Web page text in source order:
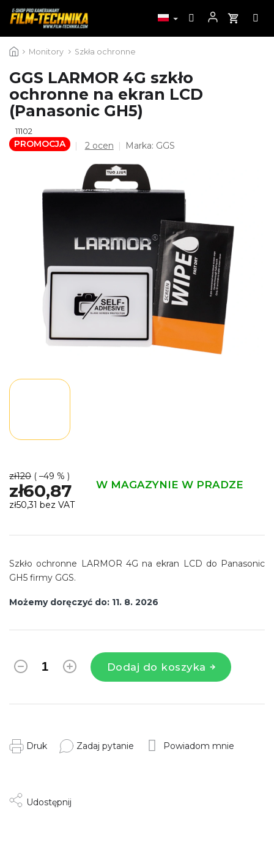
do
Monitory Szkła ochronne
GGS LARMOR 4G szkło
ochronne na ekran LCD
(Panasonic GH5)
11102
PROMOCJA
Średnia
produktu
wynosi
5,0
2 ocen Marka: GGS
zł120 ( –49 % )
zł60,87 W MAGAZYNIE W PRADZE
zł50,31 bez VAT
jednostkowa:
Możemy doręczyć do: 11. 8. 2026
Dodaj do koszyka
Szkło ochronne LARMOR 4G na ekran LCD do Panasonic
GH5 firmy GGS.
Druk Zadaj pytanie Powiadom mnie
Udostępnij